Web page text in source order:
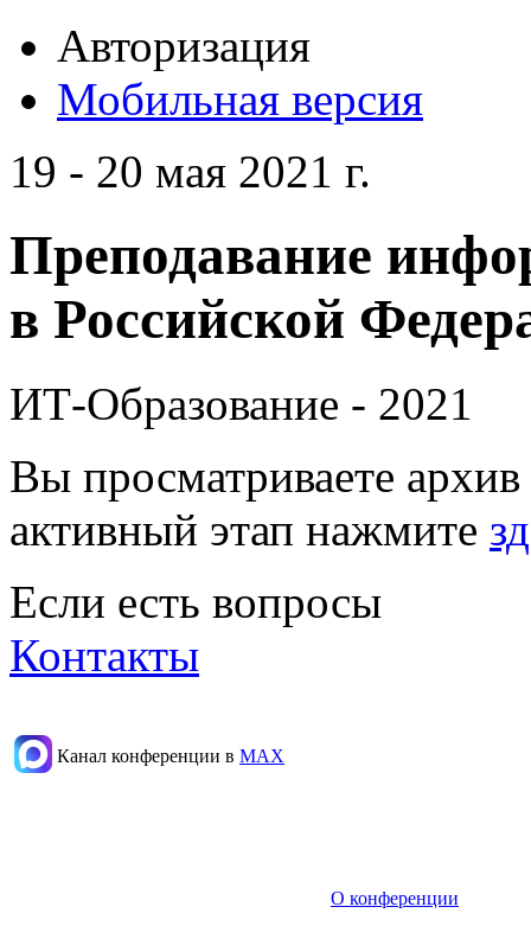
Авторизация
Мобильная версия
19 - 20 мая 2021 г.
Преподавание
в Российской
ИТ-Образование - 2021
Вы просматриваете
активный этап нажмите
Если есть вопросы
Контакты
Канал конференции в МАХ
О конференции